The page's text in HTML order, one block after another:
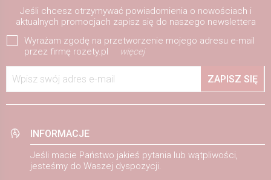
Jeśli chcesz otrzymywać powiadomienia o nowościach i
aktualnych promocjach zapisz się do naszego newslettera
Wyrażam zgodę na przetworzenie mojego adresu e-mail
przez firmę rozety.pl
więcej
Wpisz swój adres e-mail ZAPISZ SIĘ
INFORMACJE
Jeśli macie Państwo jakieś pytania lub wątpliwości,
jesteśmy do Waszej dyspozycji.